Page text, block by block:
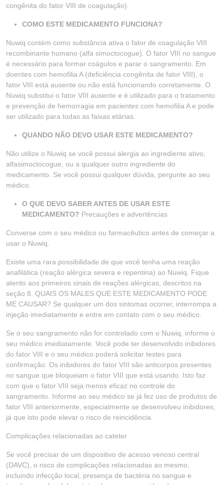
congênita do fator VIII de coagulação).
COMO ESTE MEDICAMENTO FUNCIONA?
Nuwiq contém como substância ativa o fator de coagulação VIII
recombinante humano (alfa simoctocogue). O fator VIII no sangue
é necessário para formar coágulos e parar o sangramento. Em
doentes com hemofilia A (deficiência congênita de fator VIII), o
fator VIII está ausente ou não está funcionando corretamente. O
Nuwiq substitui o fator VIII ausente e é utilizado para o tratamento
e prevenção de hemorragia em pacientes com hemofilia A e pode
ser utilizado para todas as faixas etárias.
QUANDO NÃO DEVO USAR ESTE MEDICAMENTO?
Não utilize o Nuwiq se você possui alergia ao ingrediente ativo,
alfasimoctocogue, ou a qualquer outro ingrediente do
medicamento. Se você possui qualquer dúvida, pergunte ao seu
médico.
O QUE DEVO SABER ANTES DE USAR ESTE
MEDICAMENTO? Precauções e advertências
Converse com o seu médico ou farmacêutico antes de começar a
usar o Nuwiq.
Existe uma rara possibilidade de que você tenha uma reação
anafilática (reação alérgica severa e repentina) ao Nuwiq. Fique
atento aos primeiros sinais de reações alérgicas, descritos na
seção 8. QUAIS OS MALES QUE ESTE MEDICAMENTO PODE
ME CAUSAR? Se qualquer um dos sintomas ocorrer, interrompa a
injeção imediatamente e entre em contato com o seu médico.
Se o seu sangramento não for controlado com o Nuwiq, informe o
seu médico imediatamente. Você pode ter desenvolvido inibidores
do fator VIII e o seu médico poderá solicitar testes para
confirmação. Os inibidores do fator VIII são anticorpos presentes
no sangue que bloqueiam o fator VIII que está usando. Isto faz
com que o fator VIII seja menos eficaz no controle do
sangramento. Informe ao seu médico se já fez uso de produtos de
fator VIII anteriormente, especialmente se desenvolveu inibidores,
já que isto pode elevar o risco de reincidência.
Complicações relacionadas ao cateter
Se você precisar de um dispositivo de acesso venoso central
(DAVC), o risco de complicações relacionadas ao mesmo,
incluindo infecção local, presença de bactéria no sangue e